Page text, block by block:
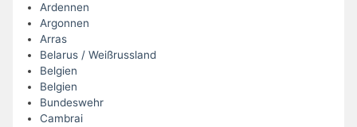
Ardennen
Argonnen
Arras
Belarus / Weißrussland
Belgien
Belgien
Bundeswehr
Cambrai